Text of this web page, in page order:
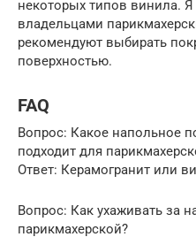
некоторых типов винила.
владельцами
рекомендуют выбирать
поверхностью.
FAQ
Вопрос: Какое напольное
подходит для
Ответ: Керамогранит или
Вопрос: Как ухаживать за
парикмахерской?